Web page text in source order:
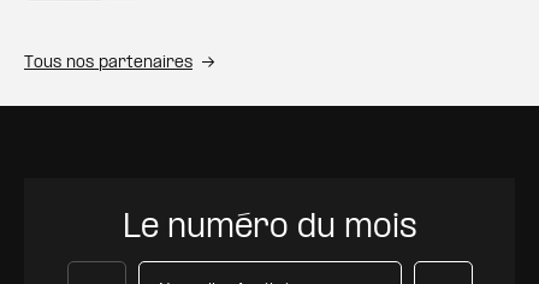
Tous nos partenaires
Le numéro du mois